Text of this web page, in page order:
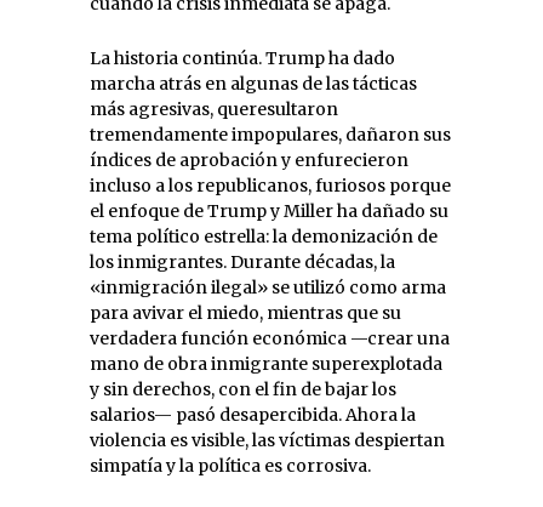
La historia continúa. Trump ha dado
marcha atrás en algunas de las tácticas
más agresivas, queresultaron
tremendamente impopulares, dañaron sus
índices de aprobación y enfurecieron
incluso a los republicanos, furiosos porque
el enfoque de Trump y Miller ha dañado su
tema político estrella: la demonización de
los inmigrantes. Durante décadas, la
«inmigración ilegal» se utilizó como arma
para avivar el miedo, mientras que su
verdadera función económica —crear una
mano de obra inmigrante superexplotada
y sin derechos, con el fin de bajar los
salarios— pasó desapercibida. Ahora la
violencia es visible, las víctimas despiertan
simpatía y la política es corrosiva.